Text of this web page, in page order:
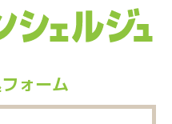
ォーム